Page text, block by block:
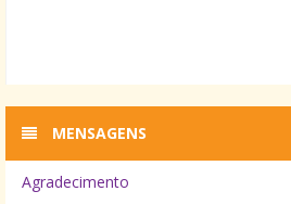
MENSAGENS
Agradecimento